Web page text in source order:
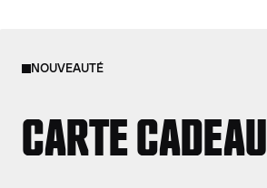
NOUVEAUTÉ
CARTE CADEAU